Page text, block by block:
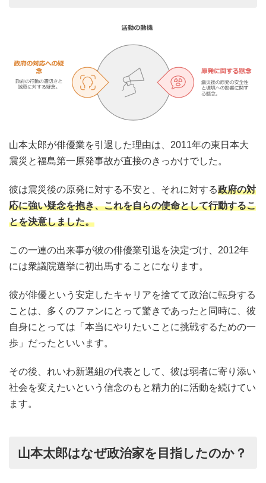
山本太郎が俳優業を引退した理由は、2011年の東日本大
震災と福島第一原発事故が直接のきっかけでした。
彼は震災後の原発に対する不安と、それに対する政府の対
応に強い疑念を抱き、これを自らの使命として行動するこ
とを決意しました。
この一連の出来事が彼の俳優業引退を決定づけ、2012年
には衆議院選挙に初出馬することになります。
彼が俳優という安定したキャリアを捨てて政治に転身する
ことは、多くのファンにとって驚きであったと同時に、彼
自身にとっては「本当にやりたいことに挑戦するための一
歩」だったといいます。
その後、れいわ新選組の代表として、彼は弱者に寄り添い
社会を変えたいという信念のもと精力的に活動を続けてい
ます。
山本太郎はなぜ政治家を目指したのか？